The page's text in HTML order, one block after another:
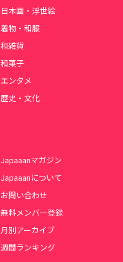
日本画・浮世絵
着物・和服
和雑貨
和菓子
エンタメ
歴史・文化
Japaaanマガジン
Japaaanについて
お問い合わせ
無料メンバー登録
月別アーカイブ
週間ランキング